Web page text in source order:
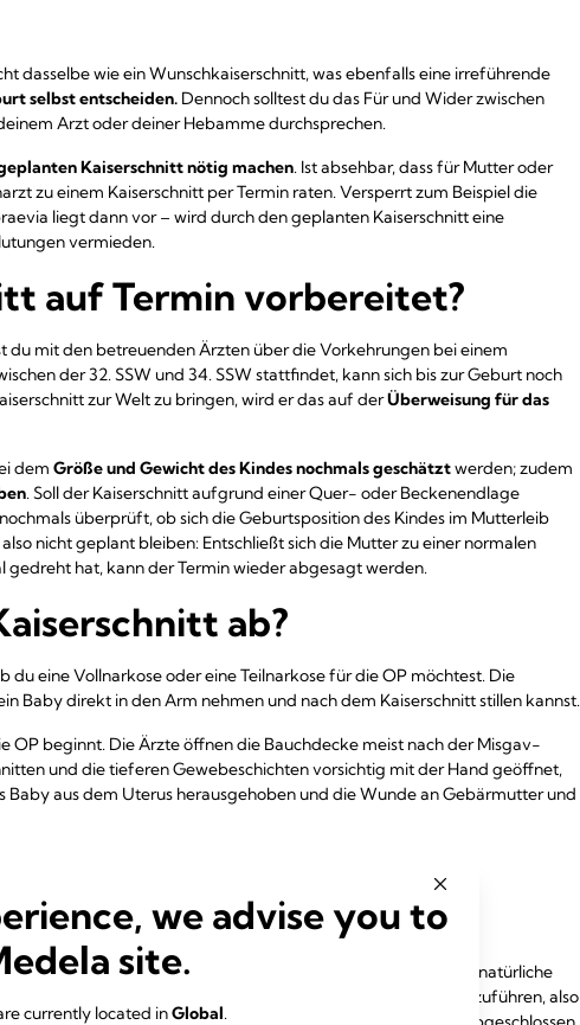
dasselbe wie ein Wunschkaiserschnitt, was ebenfalls eine irreführende
selbst entscheiden. Dennoch solltest du das Für und Wider zwischen
Arzt oder deiner Hebamme durchsprechen.
Kaiserschnitt nötig machen. Ist absehbar, dass für Mutter oder
zu einem Kaiserschnitt per Termin raten. Versperrt zum Beispiel die
liegt dann vor – wird durch den geplanten Kaiserschnitt eine
vermieden.
auf Termin vorbereitet?
du mit den betreuenden Ärzten über die Vorkehrungen bei einem
der 32. SSW und 34. SSW stattfindet, kann sich bis zur Geburt noch
zur Welt zu bringen, wird er das auf derÜberweisung für das
dem Größe und Gewicht des Kindes nochmals geschätztwerden; zudem
. Soll der Kaiserschnitt aufgrund einer Quer- oder Beckenendlage
überprüft, ob sich die Geburtsposition des Kindes im Mutterleib
nicht geplant bleiben: Entschließt sich die Mutter zu einer normalen
hat, kann der Termin wieder abgesagt werden.
ab?
eine Vollnarkose oder eine Teilnarkose für die OP möchtest. Die
Baby direkt in den Arm nehmen und nach dem Kaiserschnitt stillen kannst.
OP beginnt. Die Ärzte öffnen die Bauchdecke meist nach der Misgav-
und die tieferen Gewebeschichten vorsichtig mit der Hand geöffnet,
aus dem Uterus herausgehoben und die Wunde an Gebärmutter und
für einen geplanten
für das Kind – ebenso wie der Zeitpunkt, an dem eine natürliche
durchzuführen, also
we advise you to
site.
currently located inGlobal.